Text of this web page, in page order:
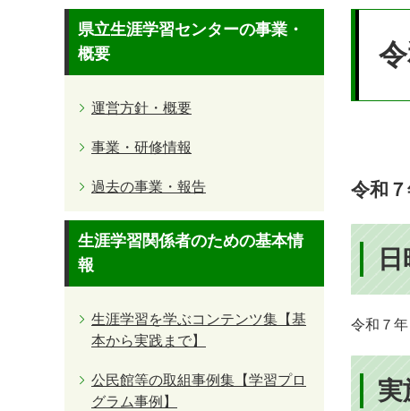
令和
令和７
実
県立生涯学習センターの事業・
概要
運営方針・概要
事業・研修情報
過去の事業・報告
生涯学習関係者のための基本情
報
生涯学習を学ぶコンテンツ集【基
本から実践まで】
公民館等の取組事例集【学習プロ
グラム事例】